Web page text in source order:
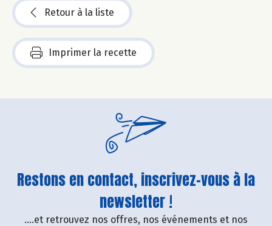
Retour à la liste
Imprimer la recette
Restons en contact, inscrivez-vous à la
newsletter !
....et retrouvez nos offres, nos événements et nos